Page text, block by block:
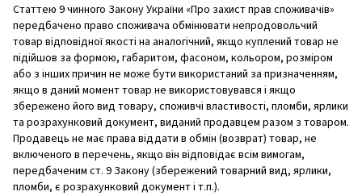
Статтею 9 чинного Закону України «Про захист прав споживачів»
передбачено право споживача обмінювати непродовольчий
товар відповідної якості на аналогічний, якщо куплений товар не
підійшов за формою, габаритом, фасоном, кольором, розміром
або з інших причин не може бути використаний за призначенням,
якщо в даний момент товар не використовувався і якщо
збережено його вид товару, споживчі властивості, пломби, ярлики
та розрахунковий документ, виданий продавцем разом з товаром.
Продавець не має права віддати в обмін (возврат) товар, не
включеного в перечень, якщо він відповідає всім вимогам,
передбаченим ст. 9 Закону (збережений товарний вид, ярлики,
пломби, є розрахунковий документ і т.п.).